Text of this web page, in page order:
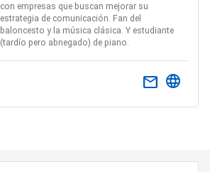
con empresas que buscan mejorar su
estrategia de comunicación. Fan del
baloncesto y la música clásica. Y estudiante
(tardío pero abnegado) de piano.
email